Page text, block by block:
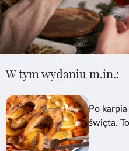
W tym wydaniu m.in.:
Po
święta.